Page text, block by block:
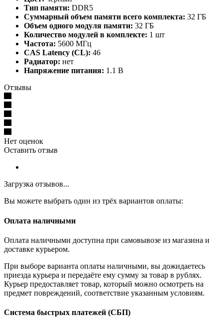
Тип памяти: DDR5
Суммарный объем памяти всего комплекта: 32 ГБ
Объем одного модуля памяти: 32 ГБ
Количество модулей в комплекте: 1 шт
Частота: 5600 МГц
CAS Latency (CL): 46
Радиатор: нет
Напряжение питания: 1.1 В
Отзывы
Нет оценок
Оставить отзыв
Загрузка отзывов...
Вы можете выбрать один из трёх вариантов оплаты:
Оплата наличными
Оплата наличными доступна при самовывозе из магазина и
доставке курьером.
При выборе варианта оплаты наличными, вы дожидаетесь
приезда курьера и передаёте ему сумму за товар в рублях.
Курьер предоставляет товар, который можно осмотреть на
предмет повреждений, соответствие указанным условиям.
Система быстрых платежей (СБП)